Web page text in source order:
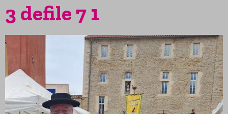
3 defile 7 1